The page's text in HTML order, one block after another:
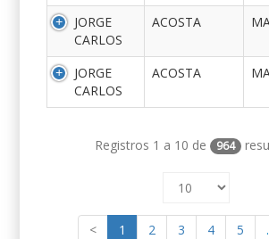
JORGE
CARLOS
ACOSTA
JORGE
CARLOS
ACOSTA
Registros 1 a 10 de 964
< 1 2 3 4 5